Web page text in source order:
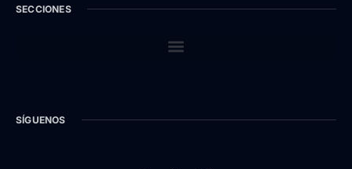
SECCIONES
SÍGUENOS